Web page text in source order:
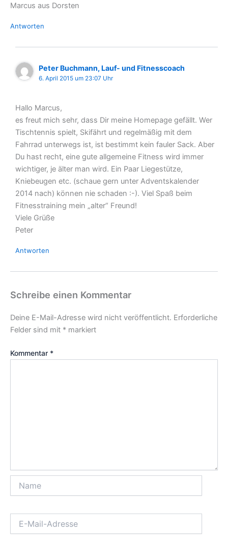
Marcus aus Dorsten
Antworten
Peter Buchmann, Lauf- und Fitnesscoach
6. April 2015 um 23:07 Uhr
Hallo Marcus,
es freut mich sehr, dass Dir meine Homepage gefällt. Wer
Tischtennis spielt, Skifährt und regelmäßig mit dem
Fahrrad unterwegs ist, ist bestimmt kein fauler Sack. Aber
Du hast recht, eine gute allgemeine Fitness wird immer
wichtiger, je älter man wird. Ein Paar Liegestütze,
Kniebeugen etc. (schaue gern unter Adventskalender
2014 nach) können nie schaden :-). Viel Spaß beim
Fitnesstraining mein „alter“ Freund!
Viele Grüße
Peter
Antworten
Schreibe einen Kommentar
Deine E-Mail-Adresse wird nicht veröffentlicht. Erforderliche
Felder sind mit * markiert
Kommentar *
Mail-